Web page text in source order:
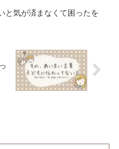
と気が済まなくて困ったを